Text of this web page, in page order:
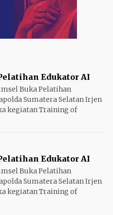
Edukator AI
Buka Pelatihan
Sumatera Selatan Irjen
kegiatan Training of
Edukator AI
Buka Pelatihan
Sumatera Selatan Irjen
kegiatan Training of